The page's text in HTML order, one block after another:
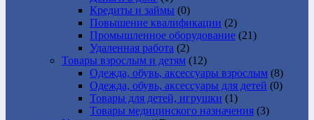
Кредиты и займы (0)
Повышение квалификации (2)
Промышленное оборудование (21)
Удаленная работа (2)
Товары взрослым и детям (12)
Одежда, обувь, аксессуары взрослым (8)
Одежда, обувь, аксессуары для детей (0)
Товары для детей, игрушки (1)
Товары медицинского назначения (3)